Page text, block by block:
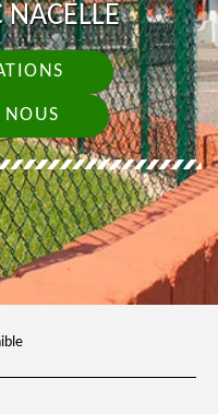
NACELLE
NOUS